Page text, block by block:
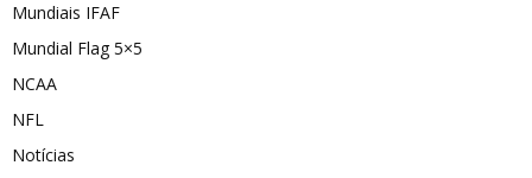
Mundiais IFAF
Mundial Flag 5×5
NCAA
NFL
Notícias